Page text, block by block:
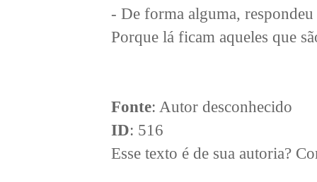
- De forma alguma,
Porque lá ficam aqueles que
Fonte: Autor desconhecido
ID: 516
Esse texto é de sua autoria?